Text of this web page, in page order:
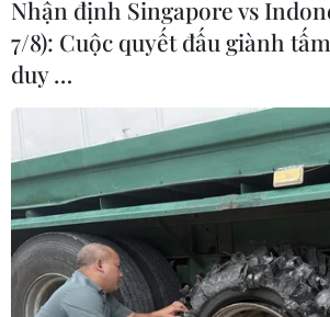
Nhận định Singapore vs
7/8): Cuộc quyết đấu giành
duy …